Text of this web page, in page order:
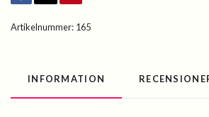
Artikelnummer: 165
INFORMATION